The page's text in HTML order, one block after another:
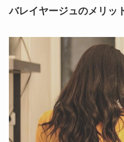
バレイヤージュのメリッ